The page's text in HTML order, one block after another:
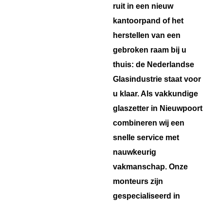
ruit in een nieuw
kantoorpand of het
herstellen van een
gebroken raam bij u
thuis: de Nederlandse
Glasindustrie staat voor
u klaar. Als vakkundige
glaszetter in Nieuwpoort
combineren wij een
snelle service met
nauwkeurig
vakmanschap. Onze
monteurs zijn
gespecialiseerd in